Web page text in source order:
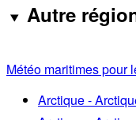
Autre
Météo maritimes pour
Arctique -